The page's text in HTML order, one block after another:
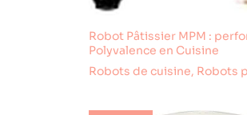
Robot Pâtissier MPM :
Polyvalence en Cuisine
Robots de cuisine, Robots